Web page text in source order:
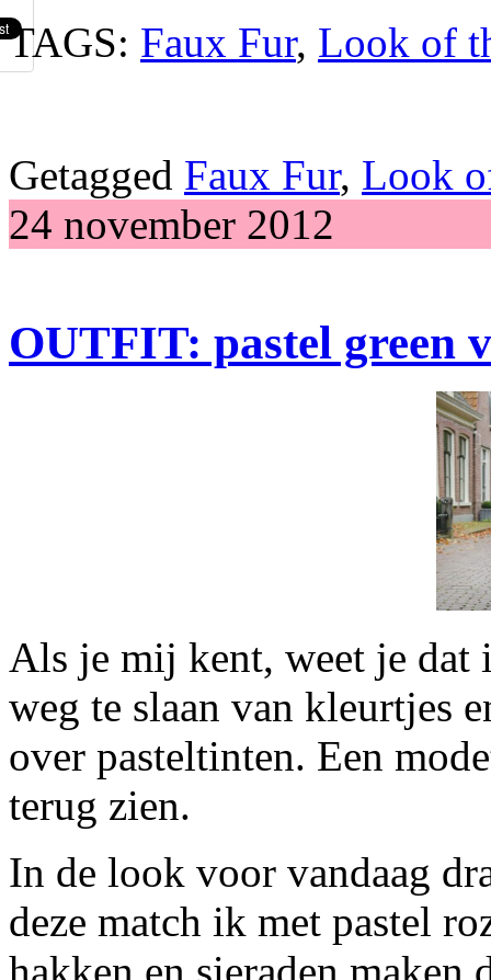
TAGS: Faux Fur, Look of
Getagged Faux Fur, Look
24 november 2012
OUTFIT: pastel green
Als je mij kent, weet je dat
weg te slaan van kleurtjes
over pasteltinten. Een
terug zien.
In de look voor vandaag
deze match ik met pastel